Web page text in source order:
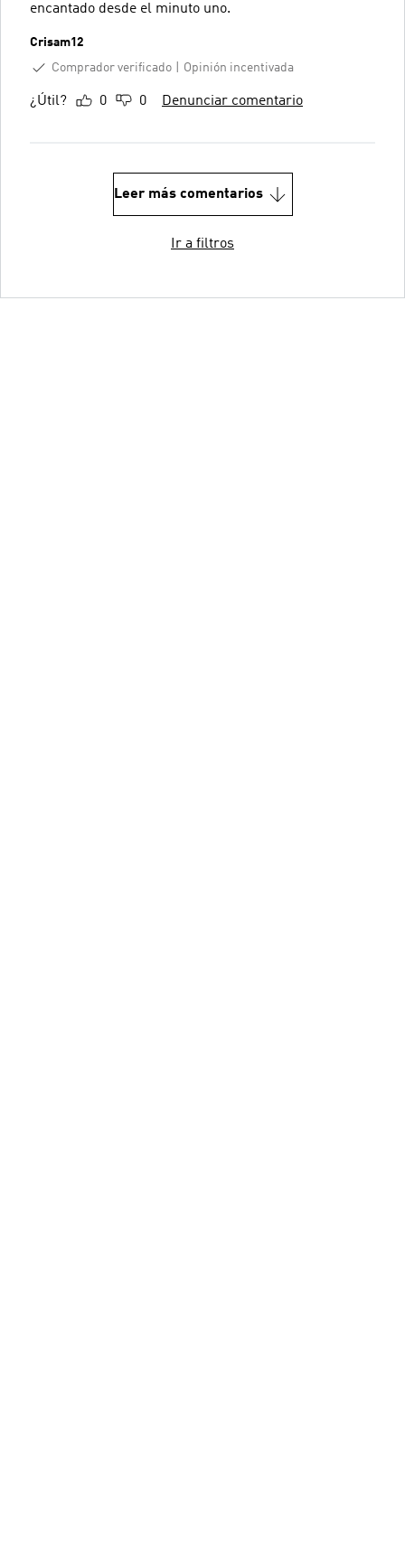
encantado desde el minuto uno.
Crisam12
Comprador verificado
Opinión incentivada
¿Útil? 0 0 Denunciar comentario
Leer más comentarios
Ir a filtros